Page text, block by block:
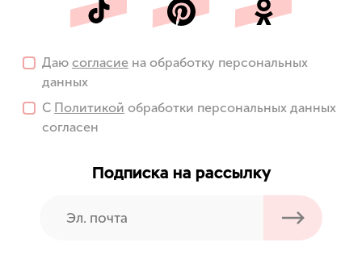
Даю согласие на обработку персональных
данных
С Политикой обработки персональных данных
согласен
Подписка на рассылку